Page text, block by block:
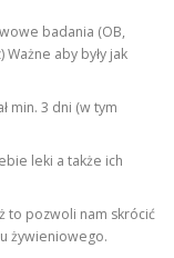
badania (OB,
aby były jak
min. 3 dni (w tym
leki a także ich
to pozwoli nam skrócić
żywieniowego.